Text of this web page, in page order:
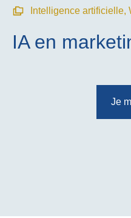
Intelligence artificielle,
IA en
Je